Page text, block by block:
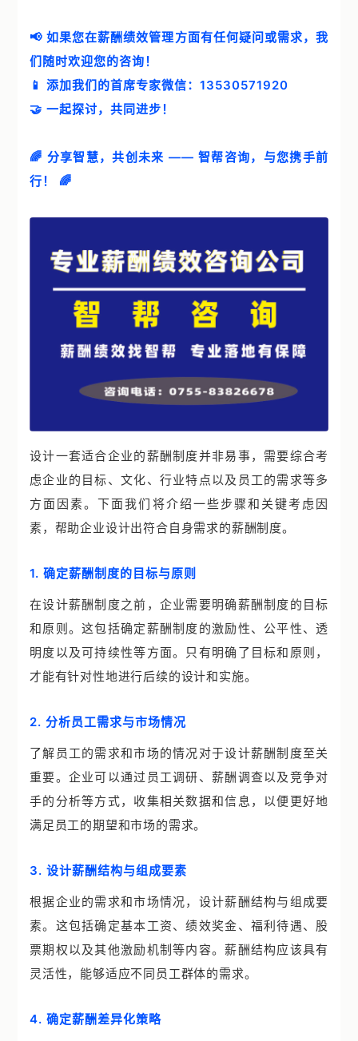
📢 如果您在薪酬绩效管理方面有任何疑问或需求，我
们随时欢迎您的咨询！
📱 添加我们的首席专家微信：13530571920
🤝 一起探讨，共同进步！
🌈 分享智慧，共创未来 —— 智帮咨询，与您携手前
行！ 🌈
设计一套适合企业的薪酬制度并非易事，需要综合考
虑企业的目标、文化、行业特点以及员工的需求等多
方面因素。下面我们将介绍一些步骤和关键考虑因
素，帮助企业设计出符合自身需求的薪酬制度。
1. 确定薪酬制度的目标与原则
在设计薪酬制度之前，企业需要明确薪酬制度的目标
和原则。这包括确定薪酬制度的激励性、公平性、透
明度以及可持续性等方面。只有明确了目标和原则，
才能有针对性地进行后续的设计和实施。
2. 分析员工需求与市场情况
了解员工的需求和市场的情况对于设计薪酬制度至关
重要。企业可以通过员工调研、薪酬调查以及竞争对
手的分析等方式，收集相关数据和信息，以便更好地
满足员工的期望和市场的需求。
3. 设计薪酬结构与组成要素
根据企业的需求和市场情况，设计薪酬结构与组成要
素。这包括确定基本工资、绩效奖金、福利待遇、股
票期权以及其他激励机制等内容。薪酬结构应该具有
灵活性，能够适应不同员工群体的需求。
4. 确定薪酬差异化策略